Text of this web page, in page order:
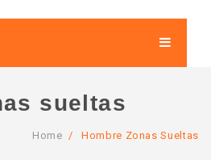
sueltas
Home / Hombre Zonas Sueltas